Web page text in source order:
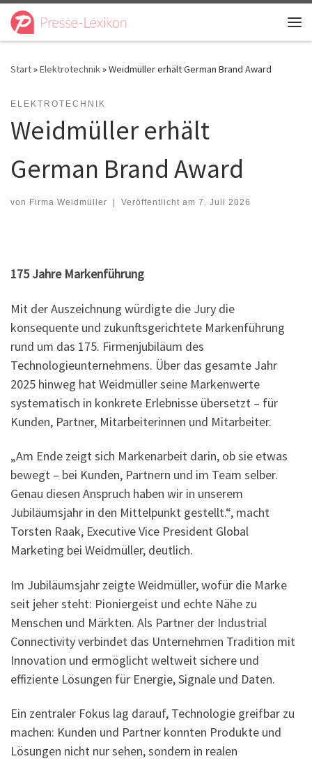
Zum Inhalt springen
Start»Elektrotechnik»Weidmüller erhält German Brand Award
ELEKTROTECHNIK
Weidmüller erhält
German Brand Award
von Firma Weidmüller | Veröffentlicht am 7. Juli 2026
175 Jahre Markenführung
Mit der Auszeichnung würdigte die Jury die
konsequente und zukunftsgerichtete Markenführung
rund um das 175. Firmenjubiläum des
Technologieunternehmens. Über das gesamte Jahr
2025 hinweg hat Weidmüller seine Markenwerte
systematisch in konkrete Erlebnisse übersetzt – für
Kunden, Partner, Mitarbeiterinnen und Mitarbeiter.
„Am Ende zeigt sich Markenarbeit darin, ob sie etwas
bewegt – bei Kunden, Partnern und im Team selber.
Genau diesen Anspruch haben wir in unserem
Jubiläumsjahr in den Mittelpunkt gestellt.“, macht
Torsten Raak, Executive Vice President Global
Marketing bei Weidmüller, deutlich.
Im Jubiläumsjahr zeigte Weidmüller, wofür die Marke
seit jeher steht: Pioniergeist und echte Nähe zu
Menschen und Märkten. Als Partner der Industrial
Connectivity verbindet das Unternehmen Tradition mit
Innovation und ermöglicht weltweit sichere und
effiziente Lösungen für Energie, Signale und Daten.
Ein zentraler Fokus lag darauf, Technologie greifbar zu
machen: Kunden und Partner konnten Produkte und
Lösungen nicht nur sehen, sondern in realen